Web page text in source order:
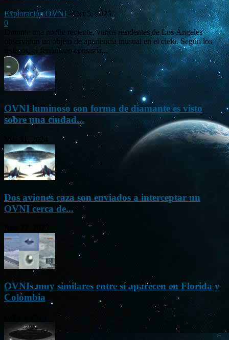
Exploración OVNI - Oct 5, 2025
0
Durante una noche reciente, varios residentes de Los Ángeles
observaron un objeto de apariencia inusual en el cielo. Según los
testigos, el fenómeno consistía...
OVNI luminoso con forma de diamante es visto
sobre una ciudad...
Mar 31, 2024
Dos aviones caza son enviados a interceptar un
OVNI cerca de...
OVNIs muy similares entre sí aparecen en Florida y
Colombia